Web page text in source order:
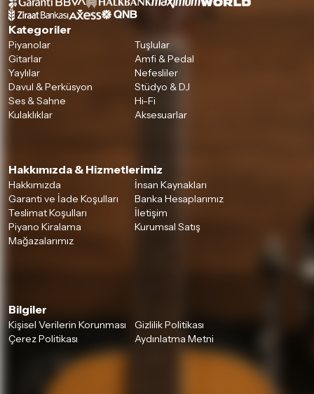
Kategoriler
Piyanolar
Tuşlular
Gitarlar
Amfi & Pedal
Yaylılar
Nefesliler
Davul & Perküsyon
Stüdyo & DJ
Ses & Sahne
Hi-Fi
Kulaklıklar
Aksesuarlar
Hakkımızda & Hizmetlerimiz
Hakkımızda
İnsan Kaynakları
Garanti ve İade Koşulları
Banka Hesaplarımız
Teslimat Koşulları
İletişim
Piyano Kiralama
Kurumsal Satış
Mağazalarımız
Bilgiler
Kişisel Verilerin Korunması
Gizlilik Politikası
Çerez Politikası
Aydınlatma Metni